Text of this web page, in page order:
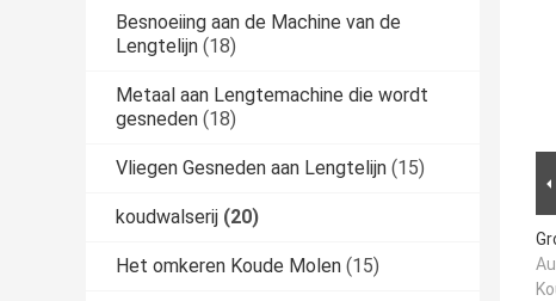
Besnoeiing aan de Machine van de
Lengtelijn (18)
Metaal aan Lengtemachine die wordt
gesneden (18)
Vliegen Gesneden aan Lengtelijn (15)
koudwalserij (20)
Het omkeren Koude Molen (15)